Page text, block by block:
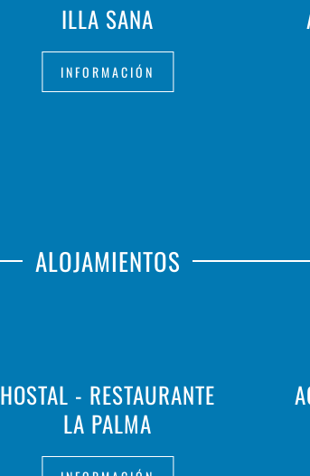
ILLA SANA
INFORMACIÓN
ALOJAMIENTOS
HOSTAL - RESTAURANTE
LA PALMA